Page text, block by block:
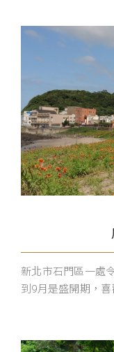
新北市石門區一處
到9月是盛開期，